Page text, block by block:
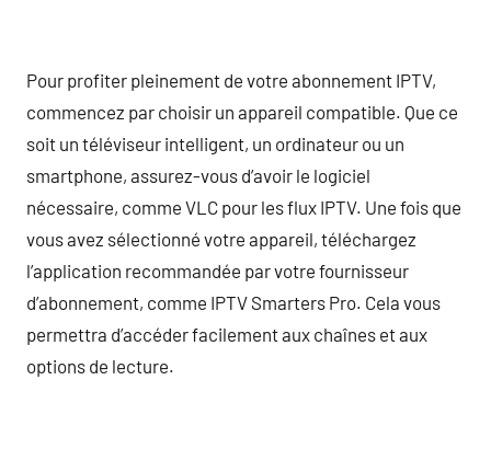
Pour profiter pleinement de votre abonnement IPTV,
commencez par choisir un appareil compatible. Que ce
soit un téléviseur intelligent, un ordinateur ou un
smartphone, assurez-vous d’avoir le logiciel
nécessaire, comme VLC pour les flux IPTV. Une fois que
vous avez sélectionné votre appareil, téléchargez
l’application recommandée par votre fournisseur
d’abonnement, comme IPTV Smarters Pro. Cela vous
permettra d’accéder facilement aux chaînes et aux
options de lecture.